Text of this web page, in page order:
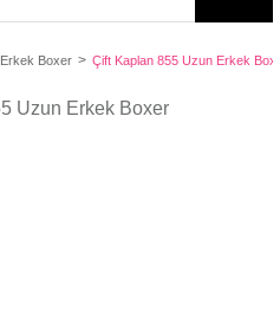
Erkek Boxer Çift Kaplan 855 Uzun Erkek